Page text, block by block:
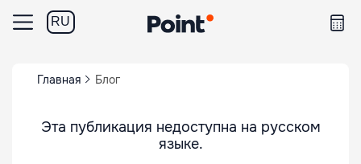
RU
Главная Блог
Эта публикация недоступна на русском
языке.